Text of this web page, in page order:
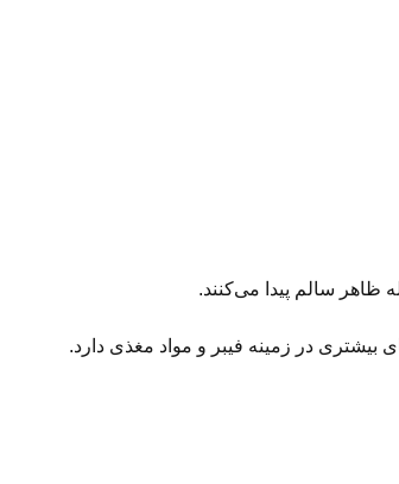
ظاهر سالم پیدا می‌کنند.
بیشتری در زمینه فیبر و مواد مغذی دارد.